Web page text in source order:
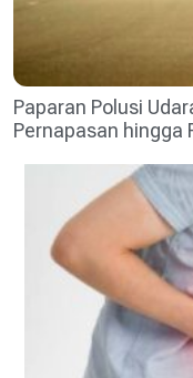
Paparan Polusi
Pernapasan hingga